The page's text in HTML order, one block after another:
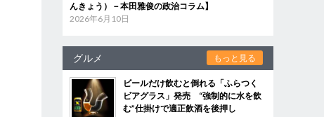
んきょう）－本田雅俊の政治コラム】
2026年6月10日
グルメ もっと見る
ビールだけ飲むと倒れる「ふらつく
ビアグラス」発売 “強制的に水を飲
む”仕掛けで適正飲酒を後押し